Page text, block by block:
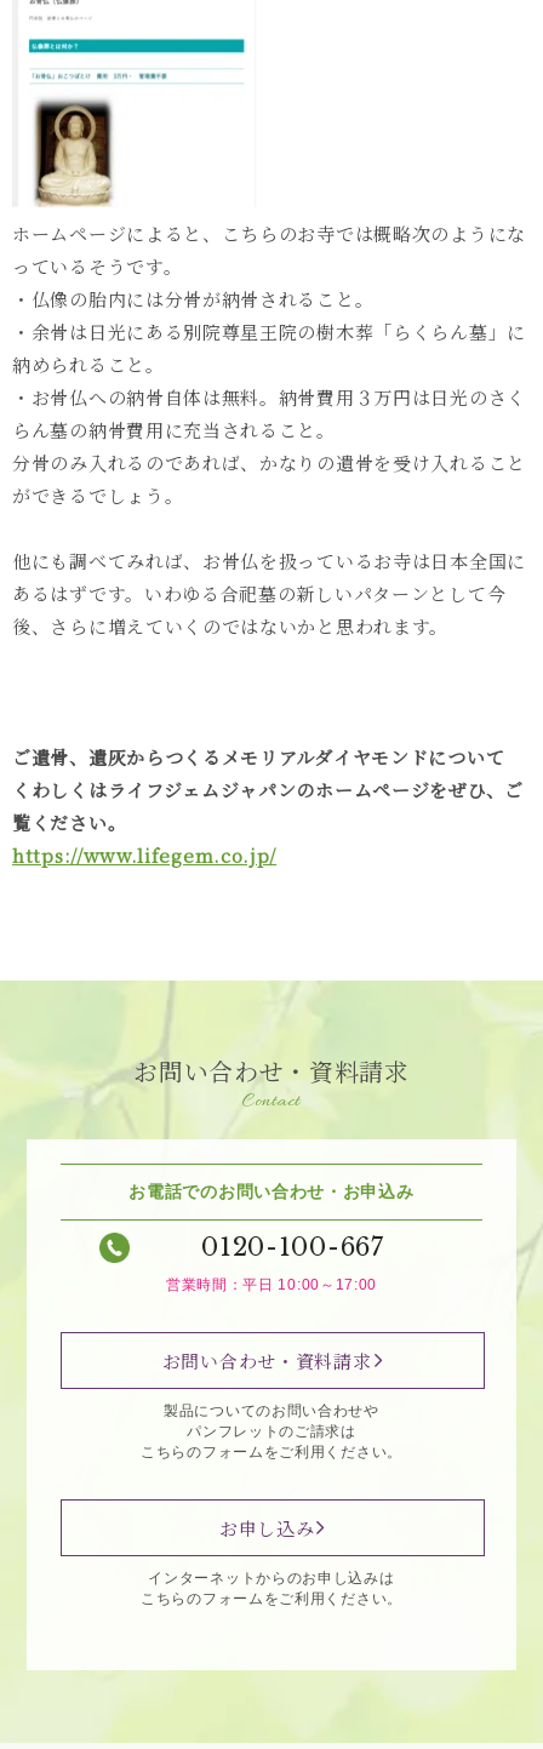
ホームページによると、こちらのお寺では概略次のようにな
っているそうです。
・仏像の胎内には分骨が納骨されること。
・余骨は日光にある別院尊星王院の樹木葬「らくらん墓」に
納められること。
・お骨仏への納骨自体は無料。納骨費用３万円は日光のさく
らん墓の納骨費用に充当されること。
分骨のみ入れるのであれば、かなりの遺骨を受け入れること
ができるでしょう。
他にも調べてみれば、お骨仏を扱っているお寺は日本全国に
あるはずです。いわゆる合祀墓の新しいパターンとして今
後、さらに増えていくのではないかと思われます。
ご遺骨、遺灰からつくるメモリアルダイヤモンドについて
くわしくはライフジェムジャパンのホームページをぜひ、ご
覧ください。
https://www.lifegem.co.jp/
お問い合わせ・資料請求
Contact
お電話でのお問い合わせ・お申込み
0120-100-667
営業時間：平日 10:00～17:00
お問い合わせ・資料請求
製品についてのお問い合わせや
パンフレットのご請求は
こちらのフォームをご利用ください。
お申し込み
インターネットからのお申し込みは
こちらのフォームをご利用ください。